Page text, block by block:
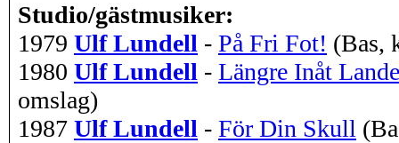
Studio/gästmusiker:
1979 Ulf Lundell - På Fri Fot! (Bas,
1980 Ulf Lundell - Längre Inåt
omslag)
1987 Ulf Lundell - För Din Skull